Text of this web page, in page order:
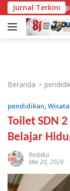
Langsung
ke
konten
Jurnal Terkini
putar”
Beranda
pendidikan, Wisata
Toilet SDN
Belajar
Redaksi
Mei 20, 2026